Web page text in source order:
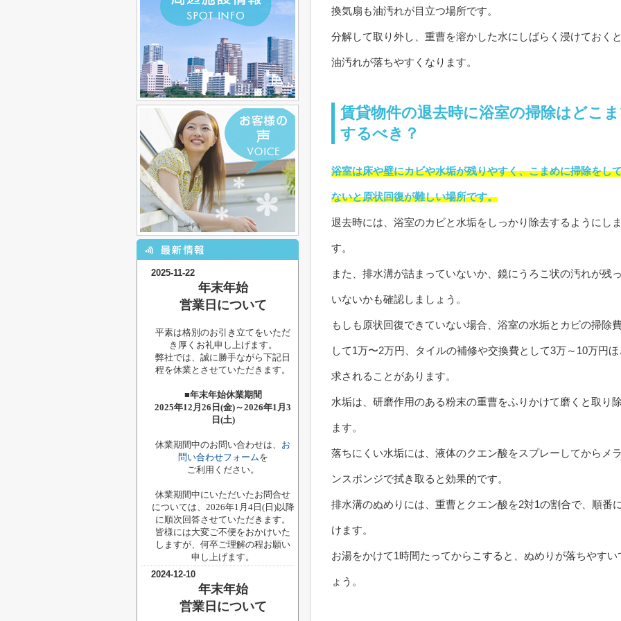
換気扇も油汚れが目立つ場所です。
分解して取り外し、重曹を溶かした水にしばらく浸けておくと
油汚れが落ちやすくなります。
賃貸物件の退去時に浴室の掃除はどこ
するべき？
浴室は床や壁にカビや水垢が残りやすく、こまめに掃除をし
ないと原状回復が難しい場所です。
退去時には、浴室のカビと水垢をしっかり除去するようにしま
す。
また、排水溝が詰まっていないか、鏡にうろこ状の汚れが残
いないかも確認しましょう。
もしも原状回復できていない場合、浴室の水垢とカビの掃除
して1万〜2万円、タイルの補修や交換費として3万～10万円
求されることがあります。
水垢は、研磨作用のある粉末の重曹をふりかけて磨くと取り
ます。
落ちにくい水垢には、液体のクエン酸をスプレーしてからメラ
ンスポンジで拭き取ると効果的です。
排水溝のぬめりには、重曹とクエン酸を2対1の割合で、順番
けます。
お湯をかけて1時間たってからこすると、ぬめりが落ちやすい
ょう。
2025-11-22
年末年始
営業日について
平素は格別のお引き立てをいただ
き厚くお礼申し上げます。
弊社では、誠に勝手ながら下記日
程を休業とさせていただきます。
■年末年始休業期間
2025年12月26日(金)～2026年1月3
日(土)
休業期間中のお問い合わせは、 お
問い合わせフォームを
ご利用ください。
休業期間中にいただいたお問合せ
については、2026年1月4日(日)以降
に順次回答させていただきます。
皆様には大変ご不便をおかけいた
しますが、何卒ご理解の程お願い
申し上げます。
2024-12-10
年末年始
営業日について